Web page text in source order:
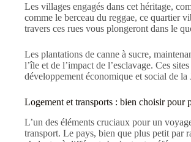
Les villages engagés dans cet héritage,
comme le berceau du reggae, ce quartier
travers ces rues vous plongeront dans le
Les plantations de canne à sucre,
l’île et de l’impact de l’esclavage. Ces
développement économique et social de la
Logement et transports : bien choisir pour
L’un des éléments cruciaux pour un
transport. Le pays, bien que plus petit par